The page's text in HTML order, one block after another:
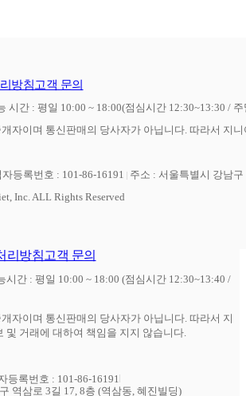
방침고객 문의
시간 : 평일 10:00 ~ 18:00(점심시간 12:30~13:30 /
자이며 통신판매의 당사자가 아닙니다. 따라서 지
등록번호 : 101-86-16191
주소 : 서울특별시 강남
Inc. ALL Rights Reserved
리방침고객 문의
시간 : 평일 10:00 ~ 18:00 (점심시간 12:30~13:40 /
자이며 통신판매의 당사자가 아닙니다. 따라서 지
및 거래에 대하여 책임을 지지 않습니다.
등록번호 : 101-86-16191
역삼로 3길 17, 8층 (역삼동, 혜진빌딩)